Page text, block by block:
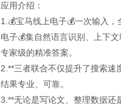
应用介绍：
1.💰宝马线上电子💰一次输入
电子💰集自然语言识别、上下
专家级的精准答案。
2.**三者联合不仅提升了搜索
结果专业、可靠。
3.**无论是写论文、整理数据